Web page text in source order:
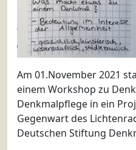
Am 01.November 2021
einem Workshop zu
Denkmalpflege in ein
Gegenwart des
Deutschen Stiftung